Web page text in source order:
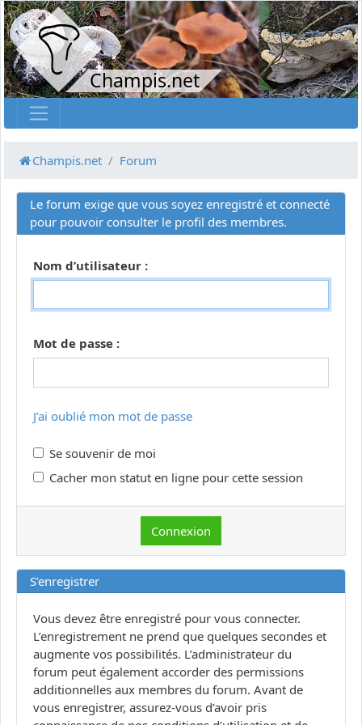
Champis.net
Champis.net Forum
Le forum exige que vous soyez enregistré et connecté
pour pouvoir consulter le profil des membres.
Nom d’utilisateur :
Mot de passe :
J’ai oublié mon mot de passe
Se souvenir de moi
Cacher mon statut en ligne pour cette session
S’enregistrer
Vous devez être enregistré pour vous connecter.
L’enregistrement ne prend que quelques secondes et
augmente vos possibilités. L’administrateur du
forum peut également accorder des permissions
additionnelles aux membres du forum. Avant de
vous enregistrer, assurez-vous d’avoir pris